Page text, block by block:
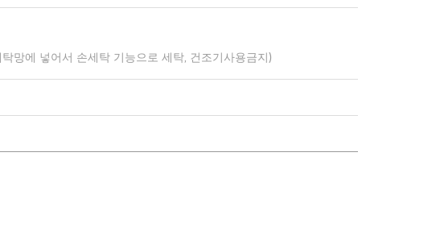
망에 넣어서 손세탁 기능으로 세탁, 건조기사용금지)